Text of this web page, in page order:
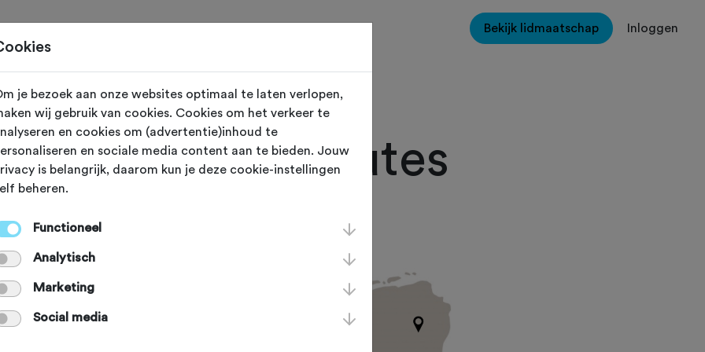
Bekijk lidmaatschap Inloggen
Gewijzigd op 28 mei 2021
racefietsroutes
in een mooie
ben je in Drenthe
je bezoek aan onze websites optimaal te laten verlopen,
wij gebruik van cookies. Cookies om het verkeer te
en cookies om (advertentie)inhoud te
en sociale media content aan te bieden. Jouw
is belangrijk, daarom kun je deze cookie-instellingen
beheren.
Functioneel
Analytisch
Marketing
Social media